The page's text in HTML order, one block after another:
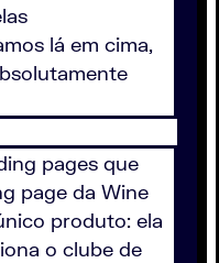
lá em cima,
pages que
page da Wine
produto: ela
o clube de